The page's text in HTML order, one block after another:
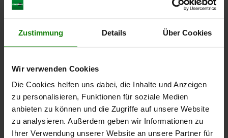
Zustimmung Details Über Cookies
Wir verwenden Cookies
Die Cookies helfen uns dabei, die Inhalte und Anzeigen
zu personalisieren, Funktionen für soziale Medien
anbieten zu können und die Zugriffe auf unsere Website
zu analysieren. Außerdem geben wir Informationen zu
Ihrer Verwendung unserer Website an unsere Partner für
N=1,2 S=2,5
FORZA ELASTICA INIZIO F1 CA. N=7
FORZA ELASTICA FINE F2 CA. N=29
6,55 CHF
più le spese di spedizione
03058